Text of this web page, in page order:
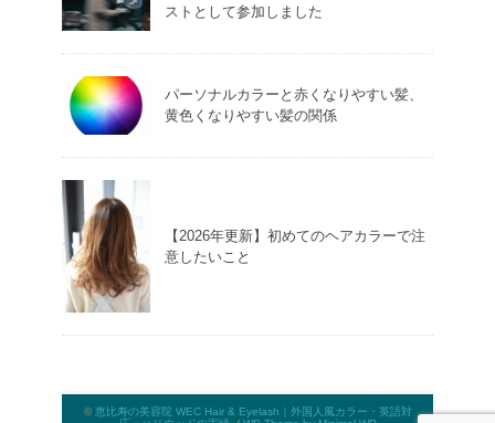
ストとして参加しました
パーソナルカラーと赤くなりやすい髪、
黄色くなりやすい髪の関係
【2026年更新】初めてのヘアカラーで注
意したいこと
©恵比寿の美容院 WEC Hair & Eyelash｜外国人風カラー・英語対